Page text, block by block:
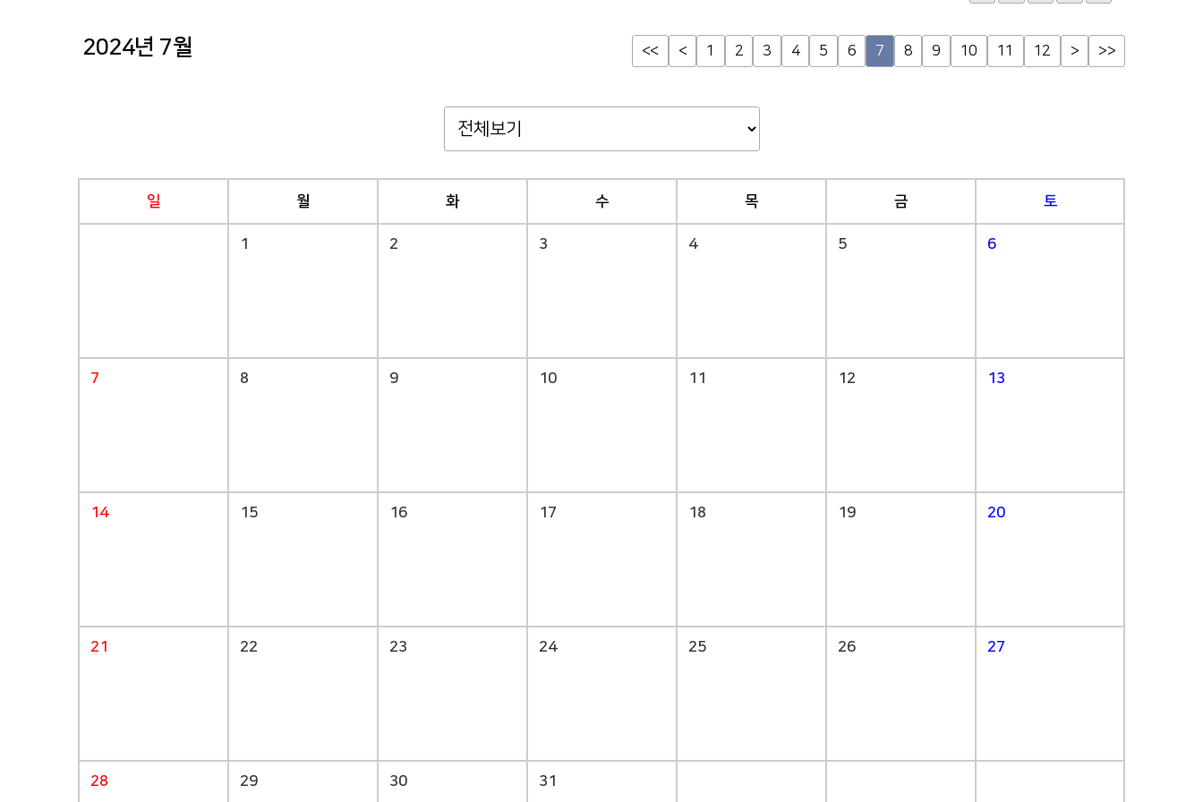
2024년 7월 << < 1 2 3 4 5 6 7 8 9 10 11 12 > >>
일 월 화 수 목 금 토
1 2 3 4 5 6
7 8 9 10 11 12 13
14 15 16 17 18 19 20
21 22 23 24 25 26 27
28 29 30 31